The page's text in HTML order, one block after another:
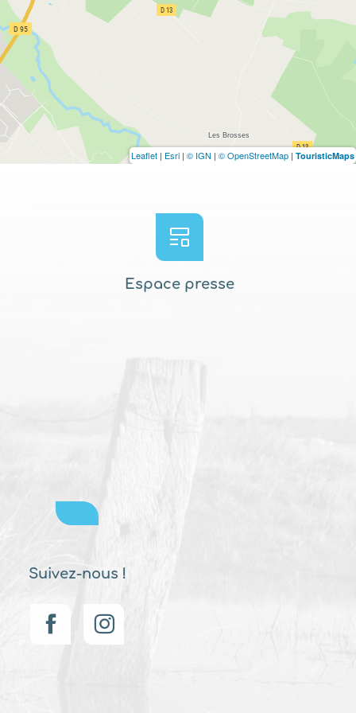
Leaflet | Esri | © IGN | © OpenStreetMap | TouristicMaps
Espace presse
Suivez-nous !